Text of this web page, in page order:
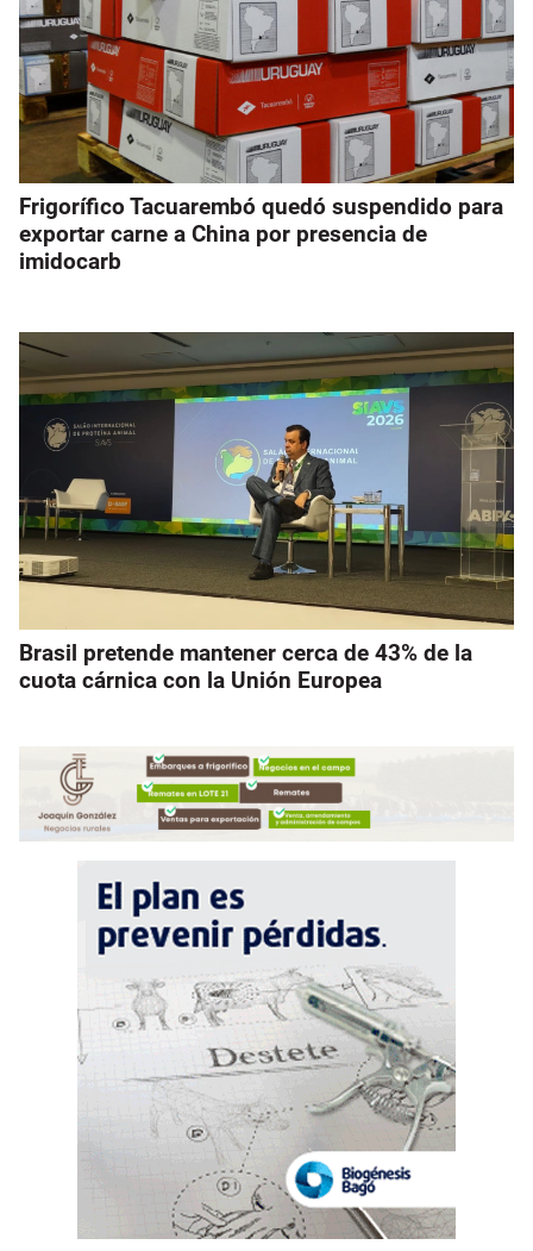
Frigorífico Tacuarembó quedó suspendido para
exportar carne a China por presencia de
imidocarb
Brasil pretende mantener cerca de 43% de la
cuota cárnica con la Unión Europea